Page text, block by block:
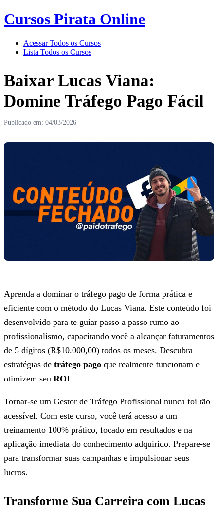
Cursos Pirata Online
Acessar Todos os Cursos
Lista Todos os Cursos
Baixar Lucas Viana:
Domine Tráfego Pago Fácil
Publicado em: 04/03/2026
Aprenda a dominar o tráfego pago de forma prática e
eficiente com o método do Lucas Viana. Este conteúdo foi
desenvolvido para te guiar passo a passo rumo ao
profissionalismo, capacitando você a alcançar faturamentos
de 5 dígitos (R$10.000,00) todos os meses. Descubra
estratégias de tráfego pago que realmente funcionam e
otimizem seu ROI.
Tornar-se um Gestor de Tráfego Profissional nunca foi tão
acessível. Com este curso, você terá acesso a um
treinamento 100% prático, focado em resultados e na
aplicação imediata do conhecimento adquirido. Prepare-se
para transformar suas campanhas e impulsionar seus
lucros.
Transforme Sua Carreira com Lucas